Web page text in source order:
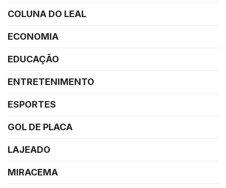
COLUNA DO LEAL
ECONOMIA
EDUCAÇÃO
ENTRETENIMENTO
ESPORTES
GOL DE PLACA
LAJEADO
MIRACEMA